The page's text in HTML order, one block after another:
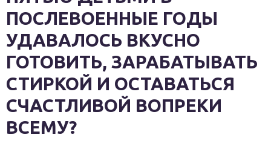
ПОСЛЕВОЕННЫЕ ГОДЫ
УДАВАЛОСЬ ВКУСНО
ГОТОВИТЬ, ЗАРАБАТЫВАТЬ
СТИРКОЙ И ОСТАВАТЬСЯ
СЧАСТЛИВОЙ ВОПРЕКИ
ВСЕМУ?